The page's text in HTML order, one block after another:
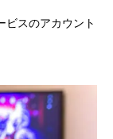
ビスのアカウント